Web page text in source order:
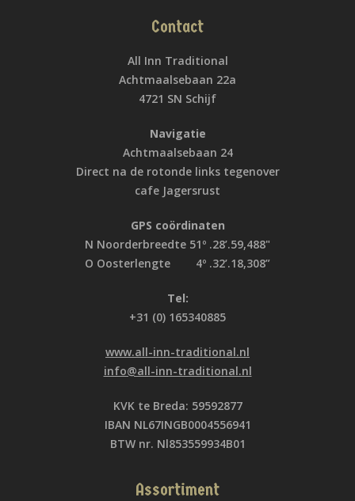
Contact
All Inn Traditional
Achtmaalsebaan 22a
4721 SN Schijf
Navigatie
Achtmaalsebaan 24
Direct na de rotonde links tegenover
cafe Jagersrust
GPS coördinaten
N Noorderbreedte 51º .28’.59,488"
O Oosterlengte 4º .32’.18,308”
Tel:
+31 (0) 165340885
www.all-inn-traditional.nl
info@all-inn-traditional.nl
KVK te Breda: 59592877
IBAN NL67INGB0004556941
BTW nr. Nl853559934B01
Assortiment